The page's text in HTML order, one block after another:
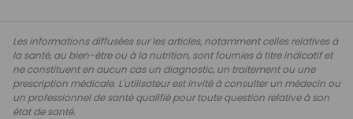
Les informations diffusées sur les articles, notamment celles relatives à
la santé, au bien-être ou à la nutrition, sont fournies à titre indicatif et
ne constituent en aucun cas un diagnostic, un traitement ou une
prescription médicale. L'utilisateur est invité à consulter un médecin ou
un professionnel de santé qualifié pour toute question relative à son
état de santé.